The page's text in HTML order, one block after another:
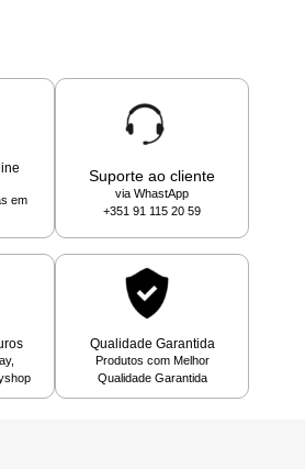
em
Suporte ao cliente
via WhastApp
+351 91 115 20 59
Qualidade Garantida
Produtos com Melhor
Qualidade Garantida